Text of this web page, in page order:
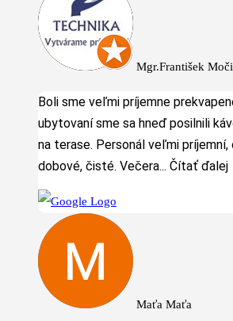
Mgr.František
Boli sme veľmi príjemne
ubytovaní sme sa hneď posilnili
na terase. Personál veľmi
dobové, čisté. Večera... Čítať ďalej
Maťa Maťa